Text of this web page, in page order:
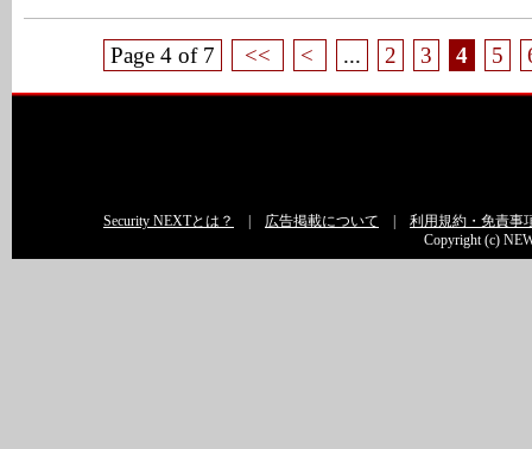
Page 4 of 7 << < ... 2 3 4 5
Security NEXTとは？ 広告掲載について
利用規約・免責事
Copyright (c)